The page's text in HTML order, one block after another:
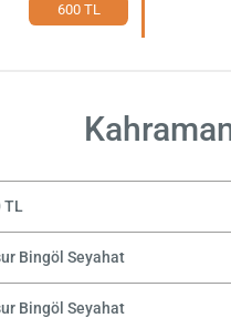
600 TL
TL
Bingöl Seyahat
Bingöl Seyahat